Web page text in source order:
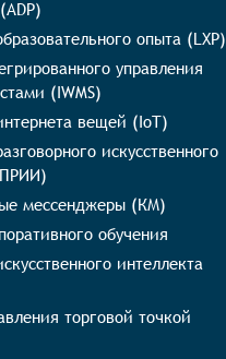
опыта (LXP)
управления
(IWMS)
вещей (IoT)
искусственного
мессенджеры (КМ)
обучения
интеллекта
торговой точкой